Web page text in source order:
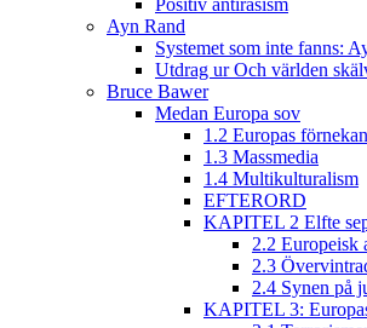
Ayn Rand
Systemet som inte fanns:
Utdrag ur Och världen
Bruce Bawer
Medan Europa sov
1.2 Europas
1.3 Massmedia
1.4 Multikulturalism
EFTERORD
KAPITEL 2 Elfte
2.2 Europeisk
2.3
2.4 Synen på
KAPITEL 3: